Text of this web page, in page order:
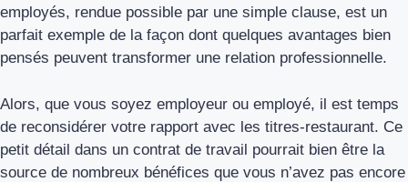
employés, rendue possible par une simple clause, est un
parfait exemple de la façon dont quelques avantages bien
pensés peuvent transformer une relation professionnelle.
Alors, que vous soyez employeur ou employé, il est temps
de reconsidérer votre rapport avec les titres-restaurant. Ce
petit détail dans un contrat de travail pourrait bien être la
source de nombreux bénéfices que vous n’avez pas encore